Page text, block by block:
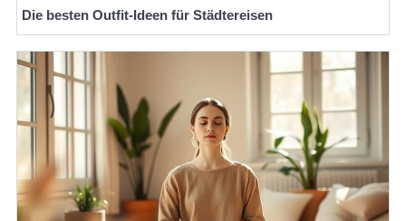
Die besten Outfit-Ideen für Städtereisen